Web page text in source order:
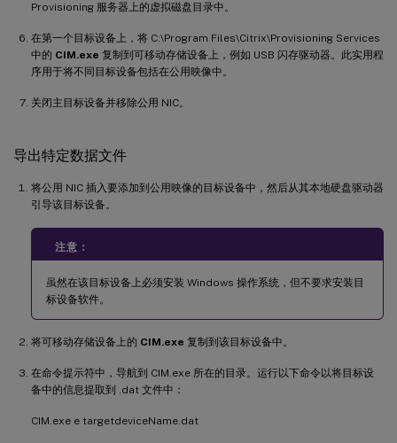
Provisioning 服务器上的虚拟磁盘目录中。
在第一个目标设备上，将 C:\Program Files\Citrix\Provisioning Services
中的 CIM.exe 复制到可移动存储设备上，例如 USB 闪存驱动器。此实用程
序用于将不同目标设备包括在公用映像中。
关闭主目标设备并移除公用 NIC。
导出特定数据文件
将公用 NIC 插入要添加到公用映像的目标设备中，然后从其本地硬盘驱动器
引导该目标设备。
注意：
虽然在该目标设备上必须安装 Windows 操作系统，但不要求安装目
标设备软件。
将可移动存储设备上的 CIM.exe 复制到该目标设备中。
在命令提示符中，导航到 CIM.exe 所在的目录。运行以下命令以将目标设
备中的信息提取到 .dat 文件中：
CIM.exe e targetdeviceName.dat